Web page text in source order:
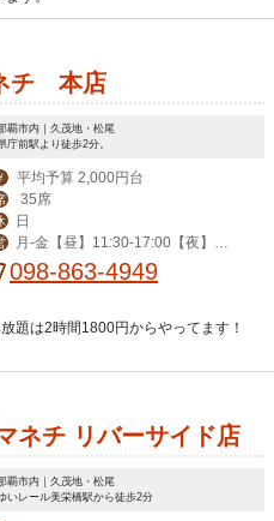
チ 本店
覇市内｜久茂地・松尾
庁前駅より徒歩2分。
平均予算 2,000円台
35席
日
月-金【昼】11:30-17:00【夜】17:
23:00（金は-翌1:00）/土・祝前 1
098-863-4949
題は2時間1800円からやってます！
ネチ リバーサイド店
覇市内｜久茂地・松尾
いレール美栄橋駅から徒歩2分